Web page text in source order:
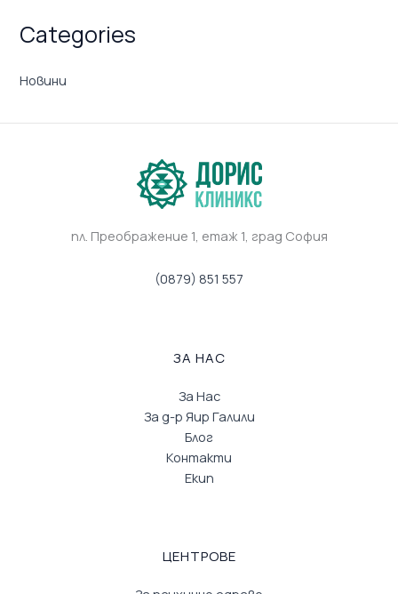
Categories
Новини
пл. Преображение 1, eтаж 1, град София
(0879) 851 557
ЗА НАС
За Нас
За д-р Яир Галили
Блог
Контакти
Екип
ЦЕНТРОВЕ